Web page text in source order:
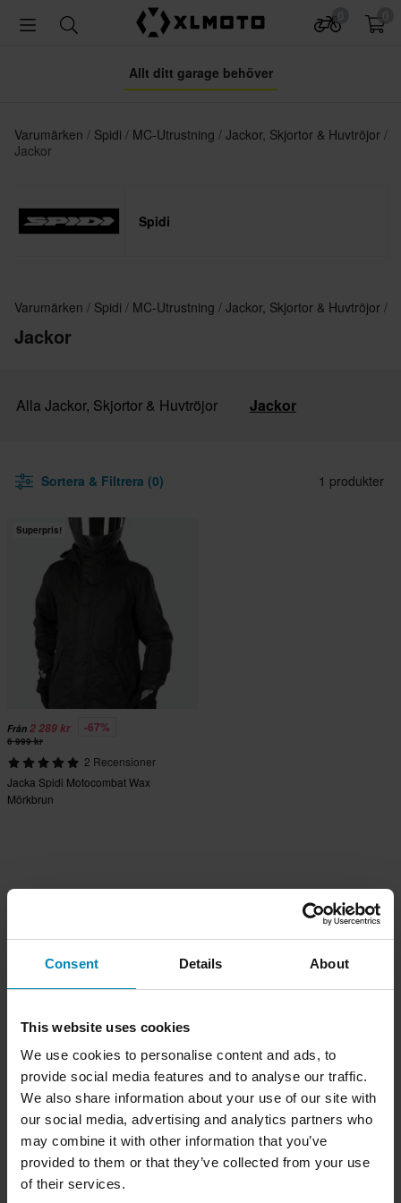
Consent Details About
This website uses cookies
We use cookies to personalise content and ads, to
provide social media features and to analyse our traffic.
We also share information about your use of our site with
our social media, advertising and analytics partners who
may combine it with other information that you’ve
provided to them or that they’ve collected from your use
of their services.
Allt ditt garage behöver
Varumärken Spidi MC-Utrustning
Jackor, Skjortor & Huvtröjor
Jackor
Spidi
Varumärken Spidi MC-Utrustning Jackor, Skjortor & Huvtröjor
Jackor
Alla Jackor, Skjortor & Huvtröjor Jackor
Sortera & Filtrera (0) 1 produkter
Superpris!
Från 2 289 kr -67%
6 999 kr
2 Recensioner
Jacka Spidi Motocombat Wax
Mörkbrun